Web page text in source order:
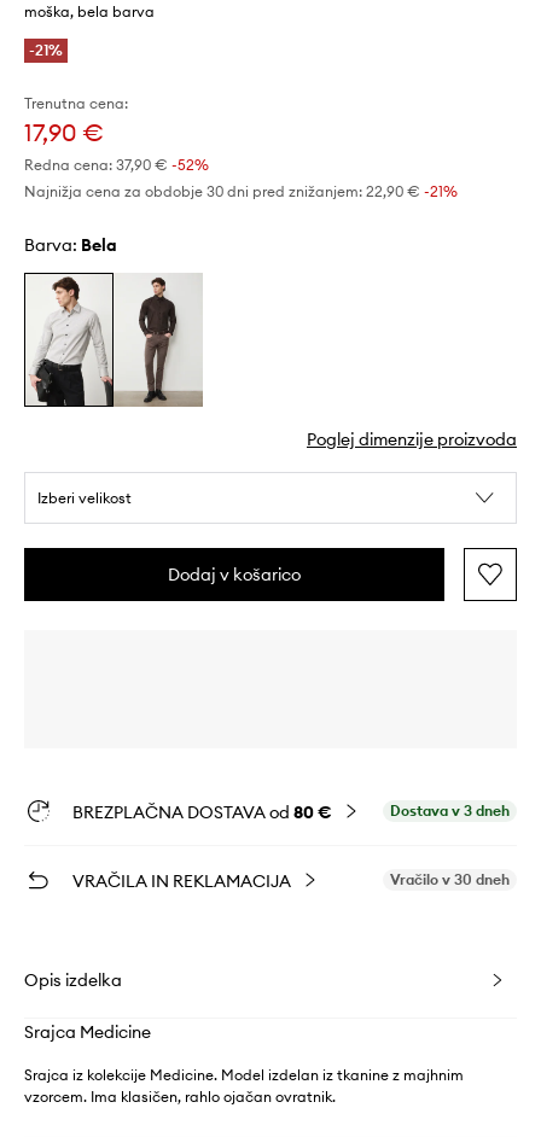
moška, bela barva
-21%
Trenutna cena:
17,90 €
Redna cena: 37,90 € -52%
Najnižja cena za obdobje 30 dni pred znižanjem: 22,90 € -21%
Barva: bela
Poglej dimenzije proizvoda
Izberi velikost
Dodaj v košarico
BREZPLAČNA DOSTAVA od 80 € Dostava v 3 dneh
VRAČILA IN REKLAMACIJA Vračilo v 30 dneh
Opis izdelka
Srajca Medicine
Srajca iz kolekcije Medicine. Model izdelan iz tkanine z majhnim
vzorcem. Ima klasičen, rahlo ojačan ovratnik.